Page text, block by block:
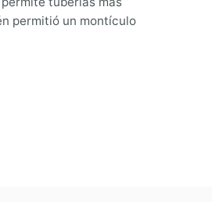
permitió un montículo